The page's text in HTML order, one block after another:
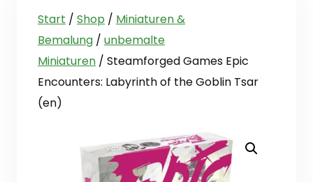
Start / Shop / Miniaturen &
Bemalung / unbemalte
Miniaturen / Steamforged Games Epic
Encounters: Labyrinth of the Goblin Tsar
(en)